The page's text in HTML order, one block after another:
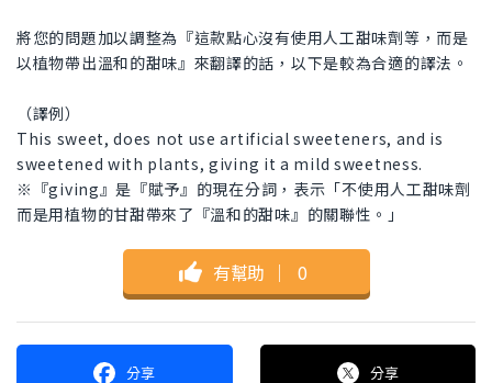
將您的問題加以調整為『這款點心沒有使用人工甜味劑等，而是
以植物帶出溫和的甜味』來翻譯的話，以下是較為合適的譯法。
（譯例）
This sweet, does not use artificial sweeteners, and is
sweetened with plants, giving it a mild sweetness.
※『giving』是『賦予』的現在分詞，表示「不使用人工甜味劑
而是用植物的甘甜帶來了『溫和的甜味』的關聯性。」
有幫助 ｜ 0
分享 分享